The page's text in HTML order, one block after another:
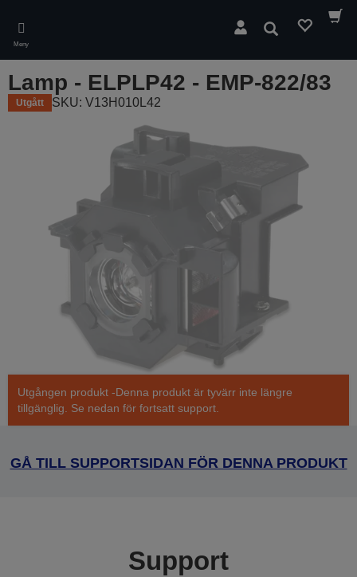
main
content
Meny
Sök
Lamp - ELPLP42 - EMP-822/83
Utgått SKU: V13H010L42
Utgången produkt -Denna produkt är tyvärr inte längre
tillgänglig. Se nedan för fortsatt support.
GÅ TILL SUPPORTSIDAN FÖR DENNA PRODUKT
Support